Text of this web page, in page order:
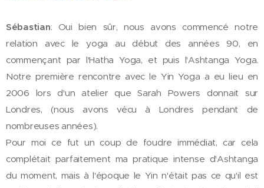
Sébastian: Oui bien sûr, nous avons commencé notre
relation avec le yoga au début des années 90, en
commençant par l'Hatha Yoga, et puis l'Ashtanga Yoga.
Notre première rencontre avec le Yin Yoga a eu lieu en
2006 lors d'un atelier que Sarah Powers donnait sur
Londres, (nous avons vécu à Londres pendant de
nombreuses années).
Pour moi ce fut un coup de foudre immédiat, car cela
complétait parfaitement ma pratique intense d'Ashtanga
du moment, mais à l'époque le Yin n'était pas ce qu'il est